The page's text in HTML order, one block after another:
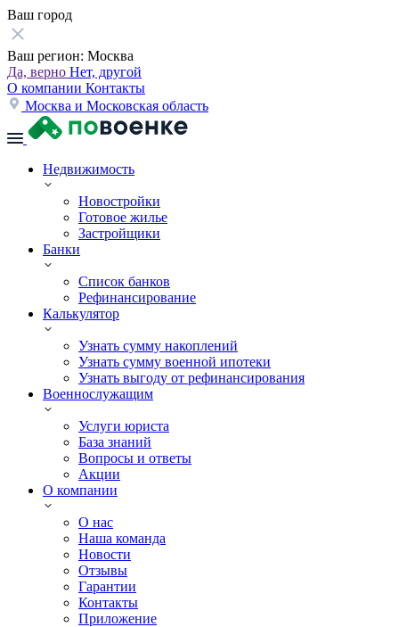
Ваш город
Ваш регион: Москва
Да, верно Нет, другой
О компании Контакты
Москва и Московская область
Недвижимость
Новостройки
Готовое жилье
Застройщики
Банки
Список банков
Рефинансирование
Калькулятор
Узнать сумму накоплений
Узнать сумму военной ипотеки
Узнать выгоду от рефинансирования
Военнослужащим
Услуги юриста
База знаний
Вопросы и ответы
Акции
О компании
О нас
Наша команда
Новости
Отзывы
Гарантии
Контакты
Приложение